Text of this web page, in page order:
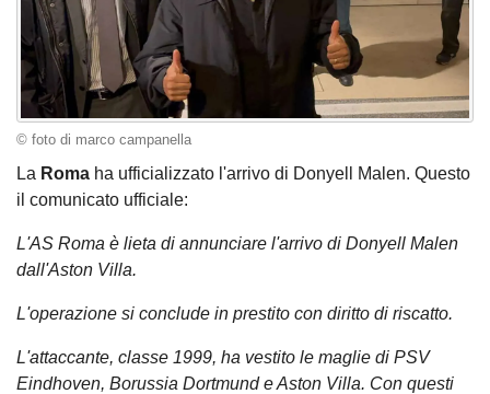
© foto di marco campanella
La Roma ha ufficializzato l'arrivo di Donyell Malen. Questo
il comunicato ufficiale:
L'AS Roma è lieta di annunciare l'arrivo di Donyell Malen
dall'Aston Villa.
L'operazione si conclude in prestito con diritto di riscatto.
L'attaccante, classe 1999, ha vestito le maglie di PSV
Eindhoven, Borussia Dortmund e Aston Villa. Con questi